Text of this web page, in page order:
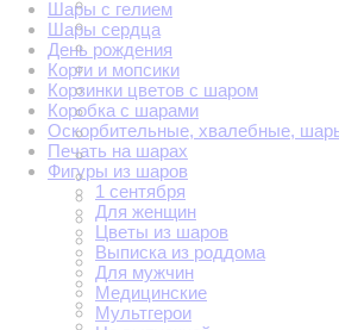
Шары с гелием
Шары сердца
День рождения
Корги и мопсики
Корзинки цветов с шаром
Коробка с шарами
Оскорбительные, хвалебные,
Печать на шарах
Фигуры из шаров
1 сентября
Для женщин
Цветы из шаров
Выписка из роддома
Для мужчин
Медицинские
Мультгерои